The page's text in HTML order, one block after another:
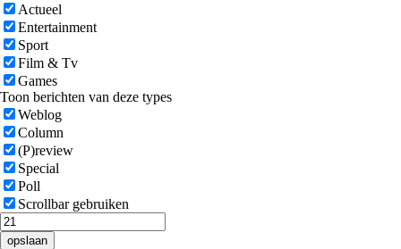
Actueel
Entertainment
Sport
Film & Tv
Games
Toon berichten van deze types
Weblog
Column
(P)review
Special
Poll
Scrollbar gebruiken
opslaan